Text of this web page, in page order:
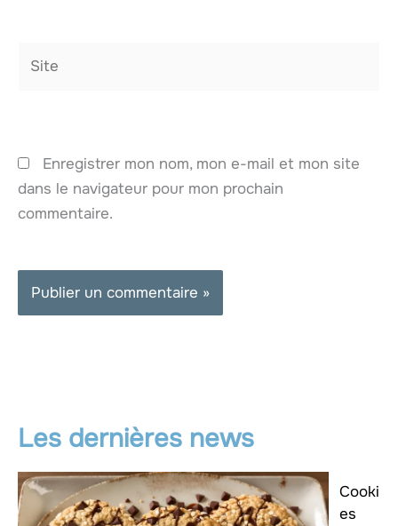
Enregistrer mon nom, mon e-mail et mon site
dans le navigateur pour mon prochain
commentaire.
Les dernières news
Cooki
es